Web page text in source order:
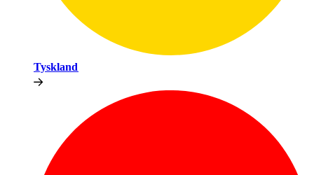
Tyskland​​